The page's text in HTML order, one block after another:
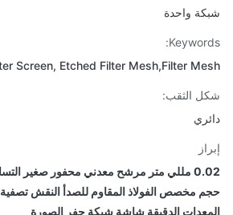
واحدة
Filter Screen, Etched Filter Mesh,Filter
الثقب:
,
مخصص الفولاذ المقاوم للصدأ النقش تصفية المياه
الدقيقة شاشة شبكة حفر الصورة